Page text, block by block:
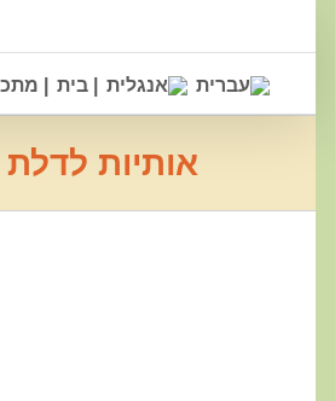
| בית
|
אותיות לדלת